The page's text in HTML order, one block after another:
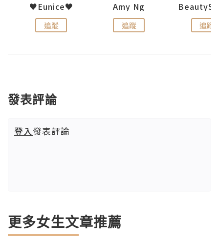
♥Eunice♥
追蹤
Amy Ng
追蹤 追蹤
發表評論
登入發表評論
更多女生文章推薦